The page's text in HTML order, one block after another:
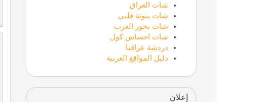
شات العراق
شات بنوتة قلبي
شات بحور العرب
شات احساس كول
دردشة عراقنا
دليل المواقع العربية
إعلان